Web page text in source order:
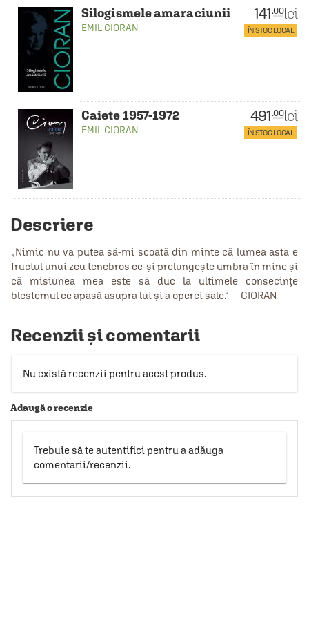
Silogismele amaraciunii
EMIL CIORAN
141 .00lei
ÎN STOC LOCAL
Caiete 1957-1972
EMIL CIORAN
491 .00lei
ÎN STOC LOCAL
Descriere
„Nimic nu va putea să-mi scoată din minte că lumea asta e
fructul unui zeu tenebros ce-și prelungește umbra în mine și
că misiunea mea este să duc la ultimele consecințe
blestemul ce apasă asupra lui și a operei sale.“ — CIORAN
Recenzii și comentarii
Nu există recenzii pentru acest produs.
Adaugă o recenzie
Trebuie să te autentifici pentru a adăuga
comentarii/recenzii.